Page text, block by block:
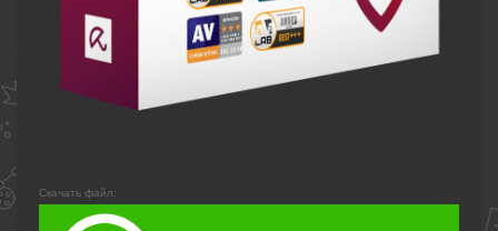
Скачать файл: